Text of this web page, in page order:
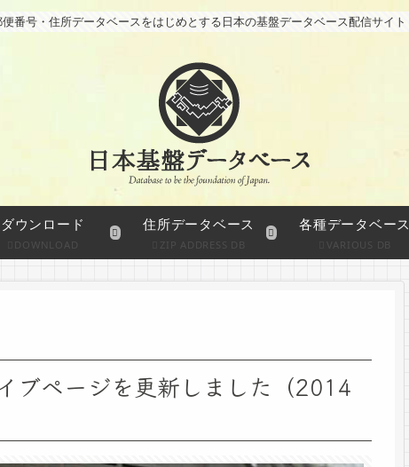
便番号・住所データベースをはじめとする日本の基盤データベース配信サイト
ダウンロード
DOWNLOAD
住所データベース
ZIP ADDRESS DB
各種データベース
VARIOUS DB
ブページを更新しました（2014